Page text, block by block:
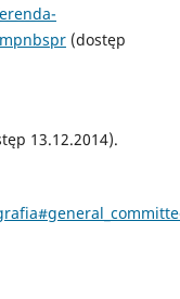
(dostęp
13.12.2014).